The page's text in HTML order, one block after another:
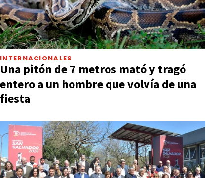
INTERNACIONALES
Una pitón de 7 metros mató y tragó
entero a un hombre que volvía de una
fiesta